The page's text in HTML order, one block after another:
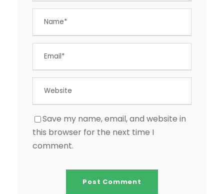
Save my name, email, and website in
this browser for the next time I
comment.